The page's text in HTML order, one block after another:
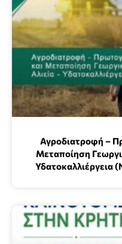
Αγροδιατροφή –
Μεταποίηση
Υδατοκαλλιέργεια